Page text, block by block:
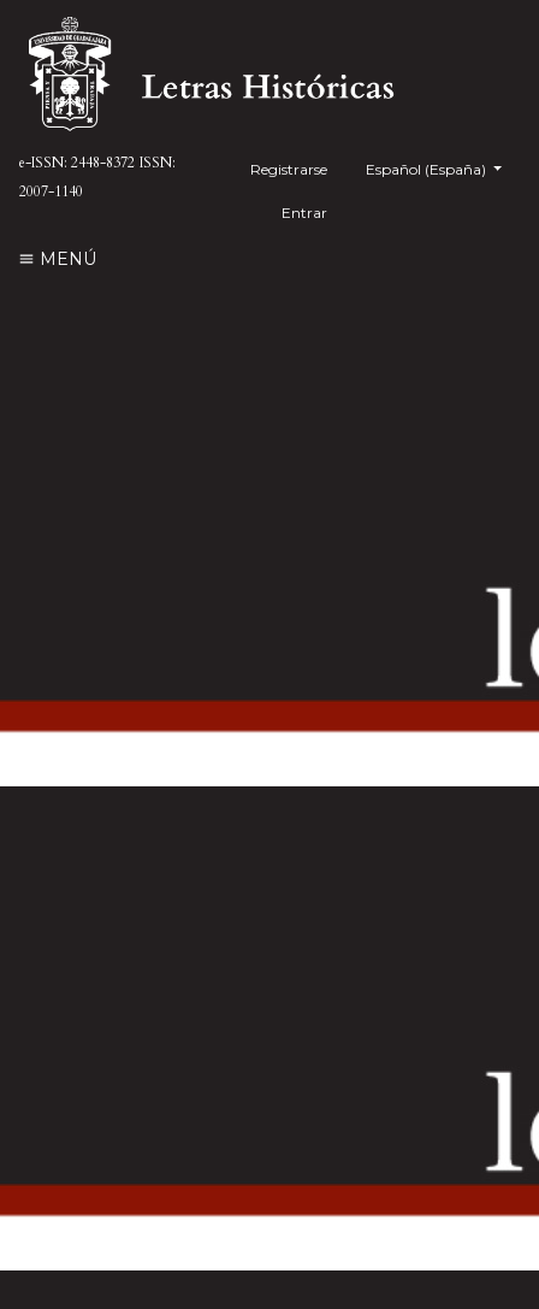
e-ISSN: 2448-8372 ISSN:
2007-1140
Registrarse
Entrar
Español (España)
MENÚ